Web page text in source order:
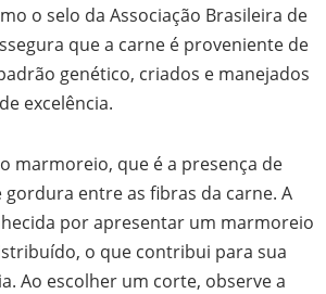
o selo da Associação Brasileira de
que a carne é proveniente de
genético, criados e manejados
excelência.
marmoreio, que é a presença de
gordura entre as fibras da carne. A
por apresentar um marmoreio
o que contribui para sua
Ao escolher um corte, observe a